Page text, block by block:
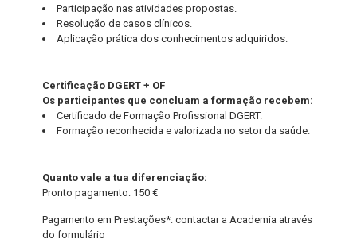
Participação nas atividades propostas.
Resolução de casos clínicos.
Aplicação prática dos conhecimentos adquiridos.
Certificação DGERT + OF
Os participantes que concluam a formação recebem:
Certificado de Formação Profissional DGERT.
Formação reconhecida e valorizada no setor da saúde.
Quanto vale a tua diferenciação:
Pronto pagamento: 150 €
Pagamento em Prestações*: contactar a Academia através
do formulário